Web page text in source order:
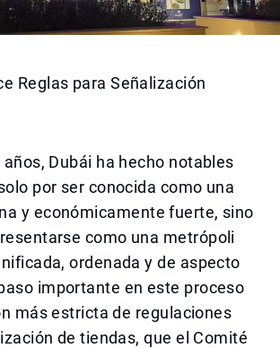
Reglas para Señalización
Dubái ha hecho notables
por ser conocida como una
y económicamente fuerte, sino
como una metrópoli
ordenada y de aspecto
importante en este proceso
más estricta de regulaciones
de tiendas, que el Comité